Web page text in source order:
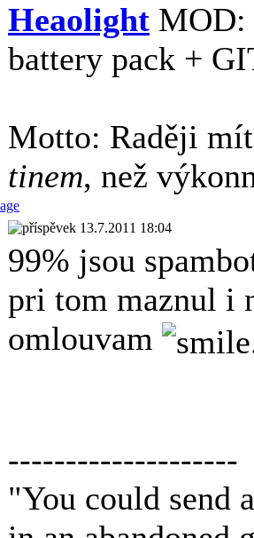
Heaolight MOD:
battery pack +
Motto: Raději
tinem, než
13.7.2011 18:04
99% jsou
pri tom maznul i
omlouvam
--------------------
"You could send